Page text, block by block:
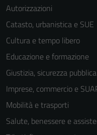
Autorizzazioni
Catasto, urbanistica e SUE
Cultura e tempo libero
Educazione e formazione
Giustizia, sicurezza
Imprese, commercio e
Mobilità e trasporti
Salute, benessere e